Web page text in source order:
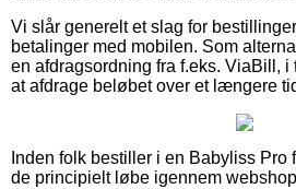
Vi slår generelt et slag for
betalinger med mobilen. Som
en afdragsordning fra f.eks. ViaBill,
at afdrage beløbet over et længere
Inden folk bestiller i en Babyliss Pro
de principielt løbe igennem